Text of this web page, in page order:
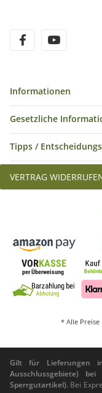
Informationen
Gesetzliche
Tipps /
VERTRAG
* Alle Preise
Gilt für Lieferungen
Ausschlussgebiete)
Sperrgutartikel). Bei